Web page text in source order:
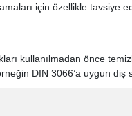
için özellikle tavsiye
kullanılmadan önce
DIN 3066’a uygun diş